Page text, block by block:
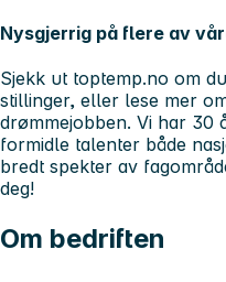
Nysgjerrig på flere av
Sjekk ut toptemp.no om
stillinger, eller lese mer
drømmejobben. Vi har 30
formidle talenter både
bredt spekter av
deg!
Om bedriften